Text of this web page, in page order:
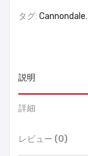
タグ: Cannondale,
説明
詳細
レビュー (0)